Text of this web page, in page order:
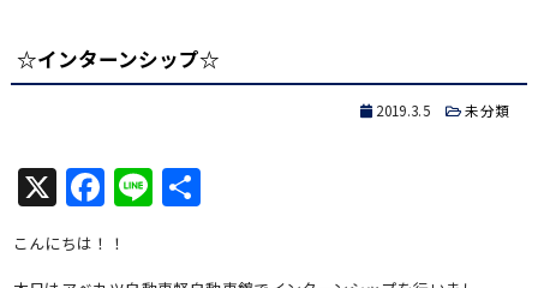
☆インターンシップ☆
2019.3.5 未分類
X Facebook
Line共
こんにちは！！